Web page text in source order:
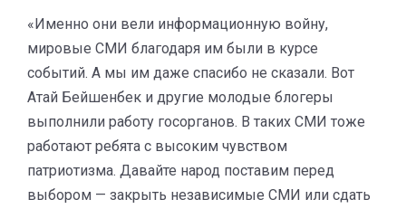
«Именно они вели информационную войну,
мировые СМИ благодаря им были в курсе
событий. А мы им даже спасибо не сказали. Вот
Атай Бейшенбек и другие молодые блогеры
выполнили работу госорганов. В таких СМИ тоже
работают ребята с высоким чувством
патриотизма. Давайте народ поставим перед
выбором — закрыть независимые СМИ или сдать